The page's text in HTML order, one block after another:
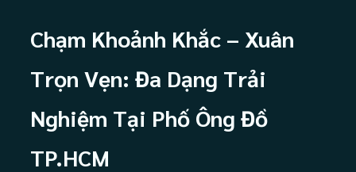
Chạm Khoảnh Khắc – Xuân
Trọn Vẹn: Đa Dạng Trải
Nghiệm Tại Phố Ông Đồ
TP.HCM